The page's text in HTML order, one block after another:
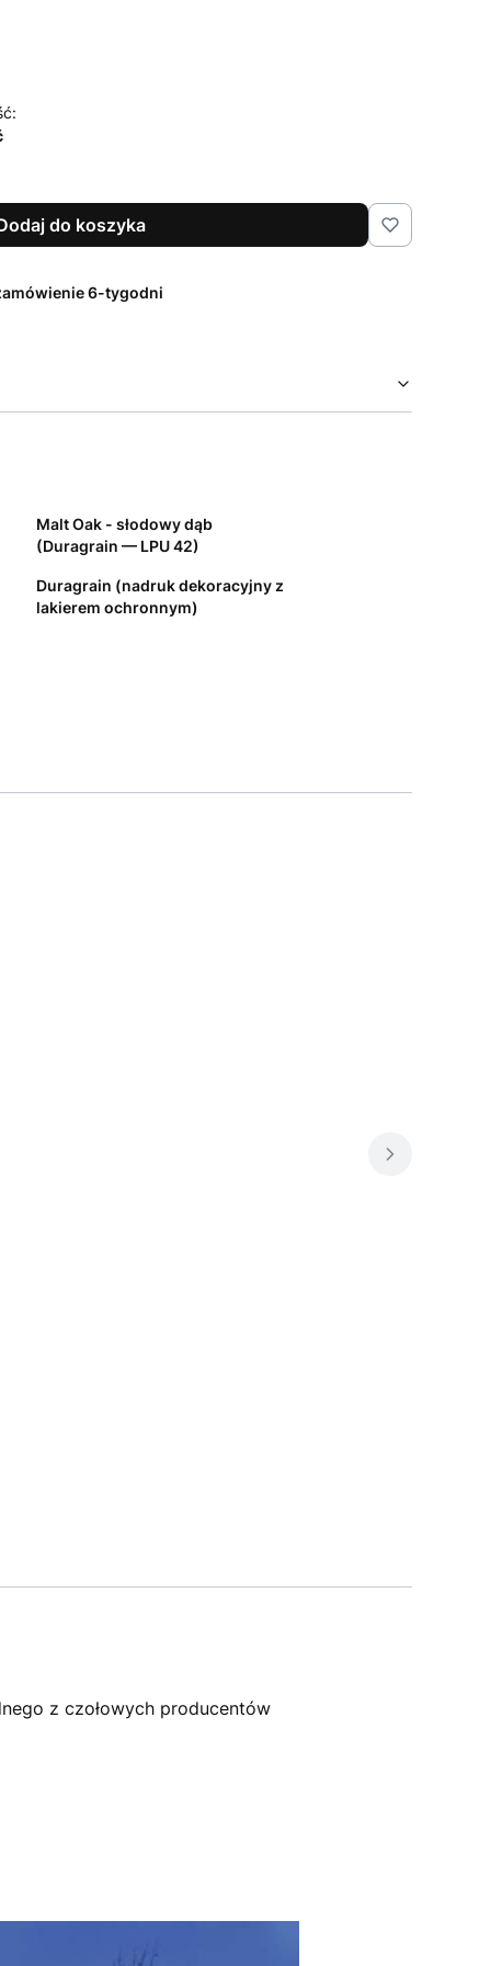
do koszyka
6-tygodni
Malt Oak - słodowy dąb
(Duragrain — LPU 42)
Duragrain (nadruk dekoracyjny z
lakierem ochronnym)
z czołowych producentów